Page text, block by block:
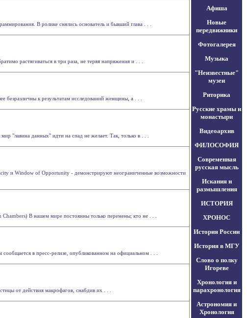
В ролике снялись основатель и бывший глава . . .
растягиваться в три раза, не теряя напряжения и . . .
безразличны к результатам исследований женщины, а . . .
"лавина данных" идти на спад не желает. Так, только в . . .
и Window of Opportunity - демонстрируют неограниченные возможности
В нашем мире постоянны только перемены; кто не . . .
в пресс-релизе, опубликованном на официальном . . .
от действия макрофагов, снабдив их . . .
Афиша
Новые
передвижники
Фотогалерея
Музыка
"Неизвестные"
музеи
Риторика
Русские храмы и
монастыри
Видеоархив
ФИЛОСОФИЯ
Современная
русская мысль
Искания и
размышления
ИСТОРИЯ
ХРОНОС
История России
История в МГУ
Слово о полку
Игореве
Хронология и
парахронология
Астрономия и
Хронология